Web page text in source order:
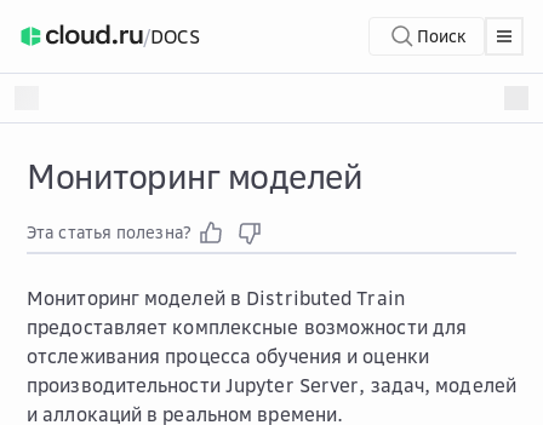
/DOCS Поиск
Мониторинг моделей
Эта статья полезна?
Мониторинг моделей в Distributed Train
предоставляет комплексные возможности для
отслеживания процесса обучения и оценки
производительности Jupyter Server, задач, моделей
и аллокаций в реальном времени.